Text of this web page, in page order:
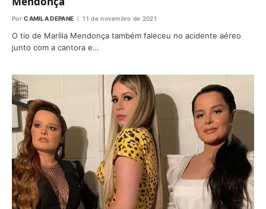
Por CAMILA DEPANE 11 de novembro de 2021
O tio de Marília Mendonça também faleceu no acidente aéreo
junto com a cantora e…